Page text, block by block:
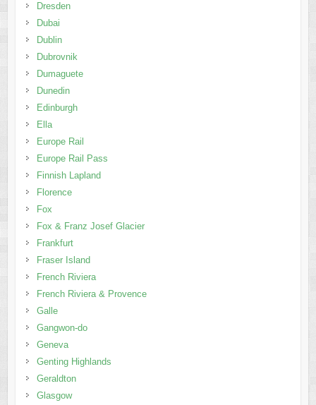
Dresden
Dubai
Dublin
Dubrovnik
Dumaguete
Dunedin
Edinburgh
Ella
Europe Rail
Europe Rail Pass
Finnish Lapland
Florence
Fox
Fox & Franz Josef Glacier
Frankfurt
Fraser Island
French Riviera
French Riviera & Provence
Galle
Gangwon-do
Geneva
Genting Highlands
Geraldton
Glasgow